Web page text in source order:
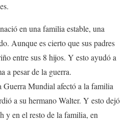
en una familia estable, una
Aunque es cierto que sus padres
entre sus 8 hijos. Y esto ayudó a
a pesar de la guerra.
Guerra Mundial afectó a la familia
a su hermano Walter. Y esto dejó
y en el resto de la familia, en